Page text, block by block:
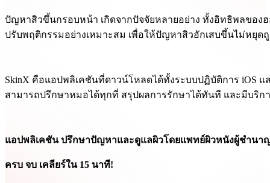
ปัญหาสิวขึ้นกรอบหน้า เกิดจากปัจจัยหลายอย่าง ทั้งอิทธิพลของ
ปรับพฤติกรรมอย่างเหมาะสม เพื่อให้ปัญหาสิวอักเสบขึ้นไม่หยุด
SkinX คือแอปพลิเคชันที่ดาวน์โหลดได้ทั้งระบบปฏิบัติการ iOS
สามารถปรึกษาหมอได้ทุกที่ สรุปผลการรักษาได้ทันที และมีบริก
แอปพลิเคชัน ปรึกษาปัญหาและดูแลผิวโดยแพทย์ผิวหนังผู้ชำนา
ครบ จบ เคลียร์ใน 15 นาที!